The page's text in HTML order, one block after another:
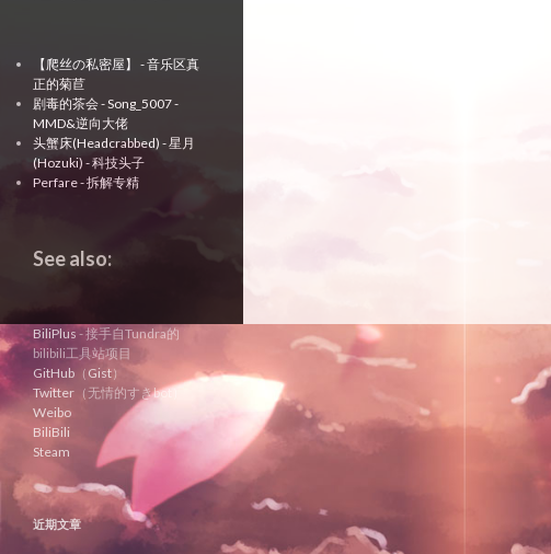
【爬丝の私密屋】 - 音乐区真
正的菊苣
剧毒的茶会 - Song_5007 -
MMD&逆向大佬
头蟹床(Headcrabbed) - 星月
(Hozuki) - 科技头子
Perfare - 拆解专精
See also:
BiliPlus - 接手自Tundra的
bilibili工具站项目
GitHub （ Gist）
Twitter （无情的すきbot）
Weibo
BiliBili
Steam
近期文章